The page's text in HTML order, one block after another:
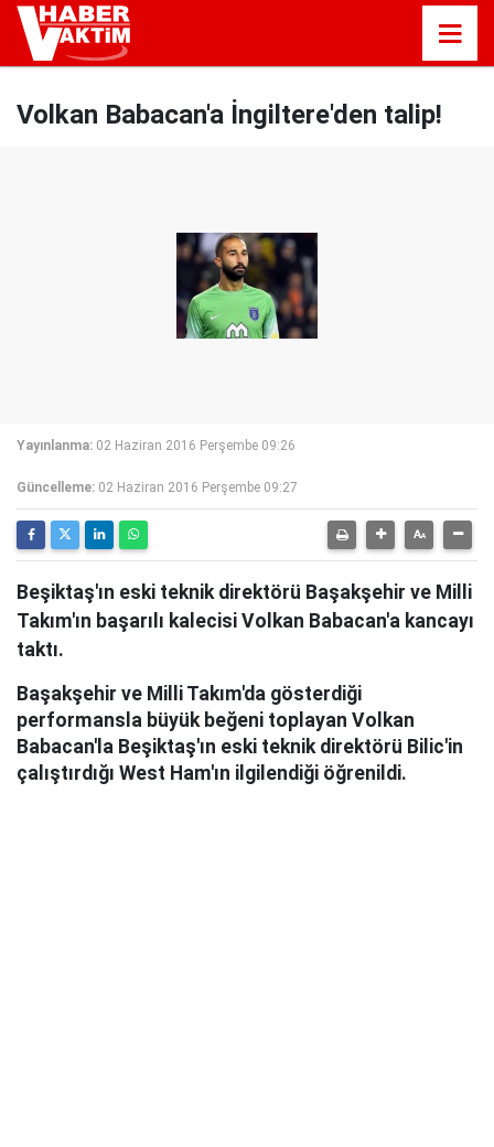
Volkan Babacan'a İngiltere'den talip!
Yayınlanma: 02 Haziran 2016 Perşembe 09:26
Güncelleme: 02 Haziran 2016 Perşembe 09:27
Beşiktaş'ın eski teknik direktörü Başakşehir ve Milli
Takım'ın başarılı kalecisi Volkan Babacan'a kancayı
taktı.
Başakşehir ve Milli Takım'da gösterdiği
performansla büyük beğeni toplayan Volkan
Babacan'la Beşiktaş'ın eski teknik direktörü Bilic'in
çalıştırdığı West Ham'ın ilgilendiği öğrenildi.